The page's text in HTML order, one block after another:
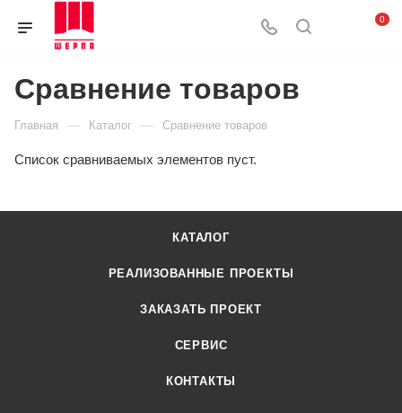
0
Сравнение товаров
Главная — Каталог — Сравнение товаров
Список сравниваемых элементов пуст.
КАТАЛОГ
РЕАЛИЗОВАННЫЕ ПРОЕКТЫ
ЗАКАЗАТЬ ПРОЕКТ
СЕРВИС
КОНТАКТЫ